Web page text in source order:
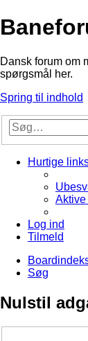
Dansk forum om
spørgsmål her.
Spring til indhold
Hurtige
Aktive
Log ind
Tilmeld
Søg
Nulstil